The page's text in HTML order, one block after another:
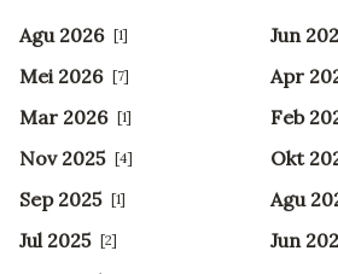
Agu 2026 [1] Jun
Mei 2026 [7] Apr
Mar 2026 [1] Feb
Nov 2025 [4] Okt
Sep 2025 [1] Agu
Jul 2025 [2] Jun